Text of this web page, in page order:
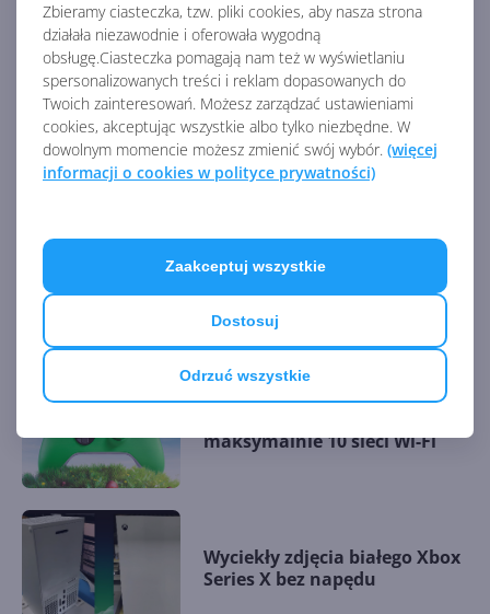
Zbieramy ciasteczka, tzw. pliki cookies, aby nasza strona
działała niezawodnie i oferowała wygodną
obsługę.Ciasteczka pomagają nam też w wyświetlaniu
spersonalizowanych treści i reklam dopasowanych do
Twoich zainteresowań. Możesz zarządzać ustawieniami
cookies, akceptując wszystkie albo tylko niezbędne. W
dowolnym momencie możesz zmienić swój wybór. (więcej
informacji o cookies w polityce prywatności)
Odrzuć wszystkie
Dostosuj
Zaakceptuj wszystkie
AKTUALNOŚCI Z KATEGORII XBOX SERIES
X|S
Nowe modele Xbox Series X i S
są już dostępne w sprzedaży
3 nowe modele Xbox Series
X/S w święta 2024
maksymalnie 10 sieci Wi-Fi
Wyciekły zdjęcia białego Xbox
Series X bez napędu